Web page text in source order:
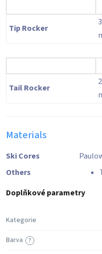
Tip Rocker
Tail Rocker
Materials
Ski Cores
Others
Doplňkové parametry
Kategorie
?
Barva